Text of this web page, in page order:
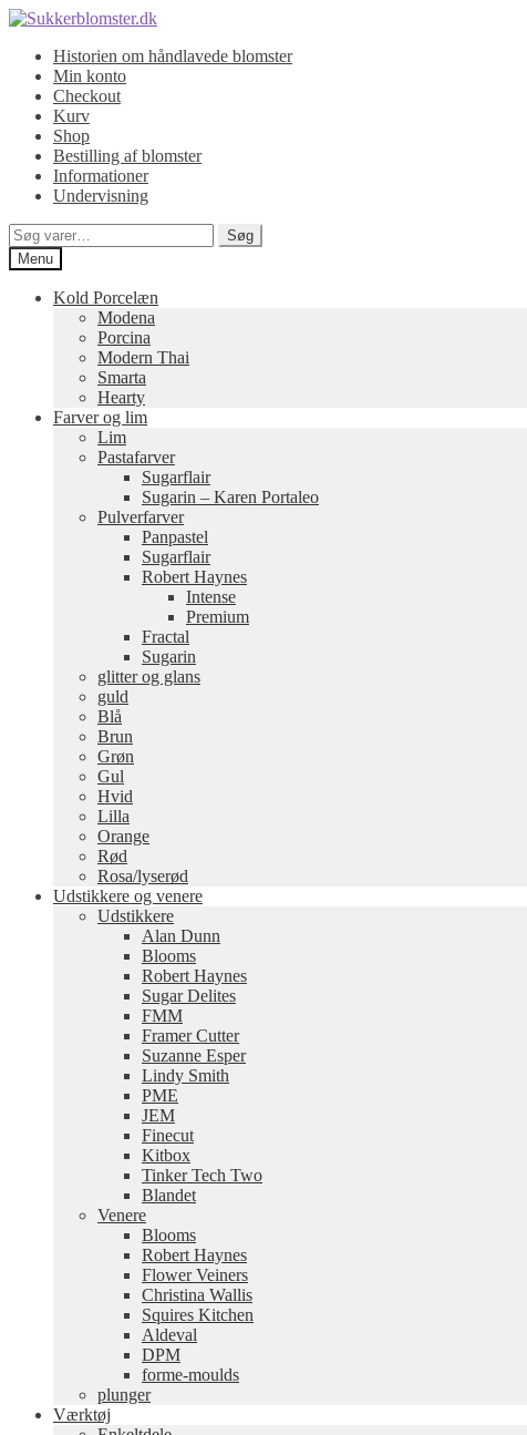
Spring
navigation
Spring
indholdHistorien om håndlavede blomster
Min konto
Checkout
Kurv
Shop
Bestilling af blomster
Informationer
Undervisning
Søg
efter:
Søg
Menu
Kold Porcelæn
Modena
Porcina
Modern Thai
Smarta
Hearty
Farver og lim
Lim
Pastafarver
Sugarflair
Sugarin – Karen Portaleo
Pulverfarver
Panpastel
Sugarflair
Robert Haynes
Intense
Premium
Fractal
Sugarin
glitter og glans
guld
Blå
Brun
Grøn
Gul
Hvid
Lilla
Orange
Rød
Rosa/lyserød
Udstikkere og venere
Udstikkere
Alan Dunn
Blooms
Robert Haynes
Sugar Delites
FMM
Framer Cutter
Suzanne Esper
Lindy Smith
PME
JEM
Finecut
Kitbox
Tinker Tech Two
Blandet
Venere
Blooms
Robert Haynes
Flower Veiners
Christina Wallis
Squires Kitchen
Aldeval
DPM
forme-moulds
plunger
Værktøj